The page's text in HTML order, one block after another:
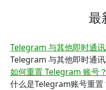
最
Telegram 与其他即时通
Telegram 与其他即时通
如何重置 Telegram 账号？
什么是Telegram账号重